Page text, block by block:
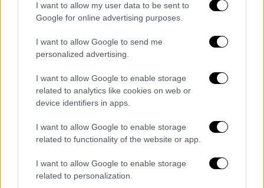
I want to allow my user data to be sent to
Google for online advertising purposes.
I want to allow Google to send me
personalized advertising.
I want to allow Google to enable storage
related to analytics like cookies on web or
device identifiers in apps.
I want to allow Google to enable storage
related to functionality of the website or app.
I want to allow Google to enable storage
related to personalization.
αλυσίδες της ανάγκης να ευχαριστώ τους
άλλους και αντικατέστησε το βάρος του
κόσμου με τη δική Του τέλεια ειρήνη.
Σταμάτησα να ψάχνω την αξία μου στα likes
και άρχισα να τη βρίσκω στην αγάπη Του. Δεν
είμαι πια σκλάβος αυτού του κόσμου, είμαι
παιδί του Θεού, ελεύθερη και αναγεννημένη».